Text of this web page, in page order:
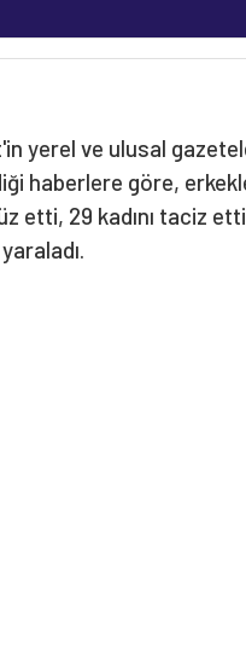
yerel ve ulusal
haberlere göre,
etti, 29 kadını taciz
yaraladı.